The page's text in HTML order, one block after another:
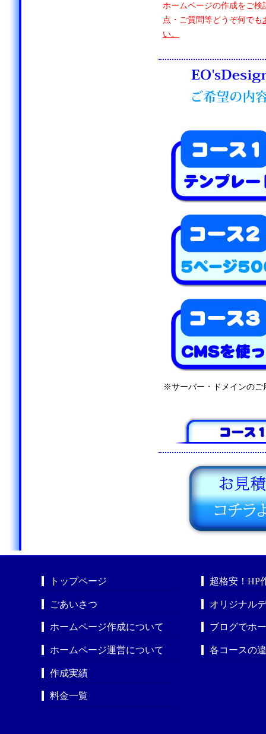
ホームページの作成をご検
点・ご質問等どうぞ何でも
い。
※サーバー・ドメインのご
トップページ
ごあいさつ
ホームページ作成について
ホームページ運営について
作成実績
料金一覧
超格安！HP
オリジナル
ブログでホ
各コースの